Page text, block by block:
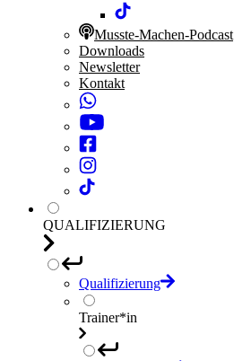
Musste-Machen-Podcast
Downloads
Newsletter
Kontakt
QUALIFIZIERUNG
Qualifizierung
Trainer*in